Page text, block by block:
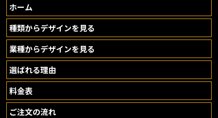
ホーム
種類からデザインを見る
業種からデザインを見る
選ばれる理由
料金表
ご注文の流れ